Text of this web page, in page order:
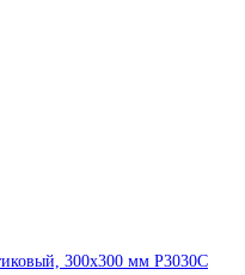
300x300 мм P3030C